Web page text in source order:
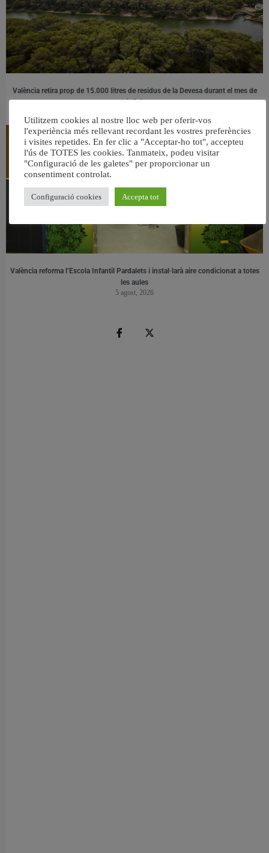
València retira prop de 15.000 litres de residus de la Devesa durant el mes de
juliol
València reforma l’Escola Infantil Pardalets i instal·larà aire condicionat a totes
les aules
5 agost, 2026
Utilitzem cookies al nostre lloc web per oferir-vos
l'experiència més rellevant recordant les vostres preferències
i visites repetides. En fer clic a "Acceptar-ho tot", accepteu
l'ús de TOTES les cookies. Tanmateix, podeu visitar
"Configuració de les galetes" per proporcionar un
consentiment controlat.
Configuració cookies Accepta tot